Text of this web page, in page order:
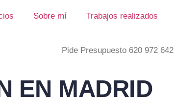
Sobre mí Trabajos realizados
Pide Presupuesto 620 972 642
EN MADRID